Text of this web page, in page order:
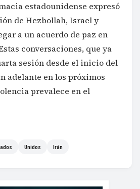
estadounidense expresó
de Hezbollah, Israel y
a un acuerdo de paz en
conversaciones, que ya
sesión desde el inicio del
adelante en los próximos
prevalece en el
Unidos Irán